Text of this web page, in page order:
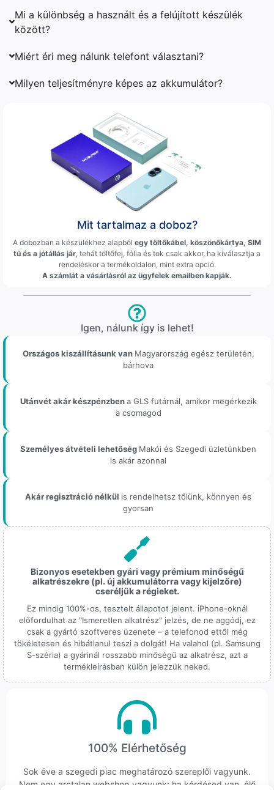
Mi a különbség a használt és a felújított készülék
között?
Miért éri meg nálunk telefont választani?
Milyen teljesítményre képes az akkumulátor?
Mit tartalmaz a doboz?
A dobozban a készülékhez alapból egy töltőkábel, köszönőkártya, SIM
tű és a jótállás jár , tehát töltőfej, fólia és tok csak akkor, ha kiválasztja a
rendeléskor a termékoldalon, mint extra opció.
A számlát a vásárlásról az ügyfelek emailben kapják.
Igen, nálunk így is lehet!
Országos kiszállításunk van Magyarország egész területén,
bárhova
Utánvét akár készpénzbena GLS futárnál, amikor megérkezik
a csomagod
Személyes átvételi lehetőség Makói és Szegedi üzletünkben
is akár azonnal
Akár regisztráció nélkül is rendelhetsz tőlünk, könnyen és
gyorsan
Bizonyos esetekben gyári vagy prémium minőségű
alkatrészekre (pl. új akkumulátorra vagy kijelzőre)
cseréljük a régieket.
Ez mindig 100%-os, tesztelt állapotot jelent. iPhone-oknál
előfordulhat az "Ismeretlen alkatrész" jelzés, de ne aggódj, ez
csak a gyártó szoftveres üzenete – a telefonod ettől még
tökéletesen és hibátlanul teszi a dolgát! Ha valahol (pl. Samsung
S-széria) a gyárinál rosszabb minőségű az alkatrész, azt a
termékleírásban külön jelezzük neked.
100% Elérhetőség
Sok éve a szegedi piac meghatározó szereplői vagyunk.
Nem egy arctalan webshop vagyunk: ha kérdésed van, élő